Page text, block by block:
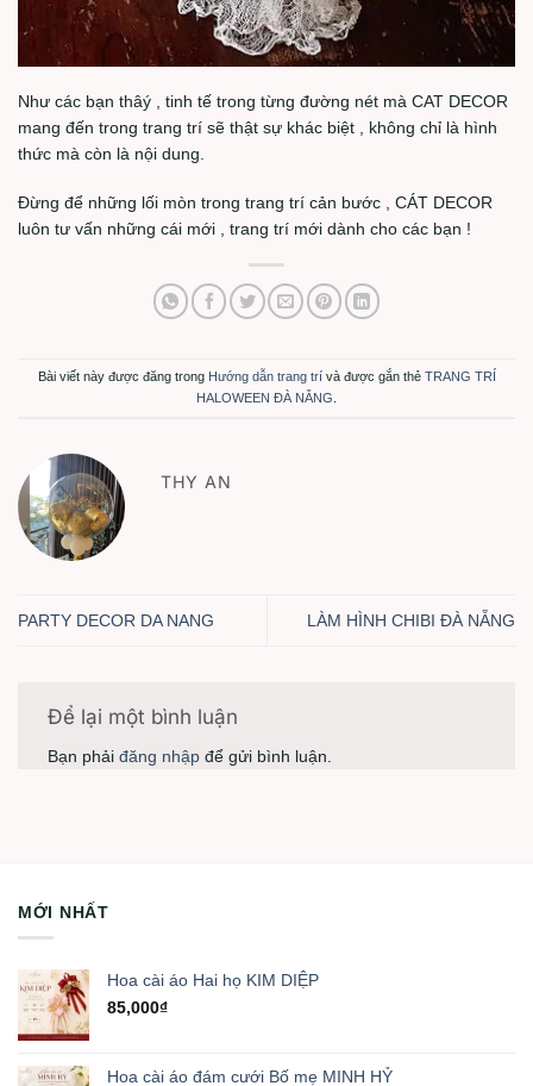
Như các bạn thâý , tinh tế trong từng đường nét mà CAT DECOR
mang đến trong trang trí sẽ thật sự khác biệt , không chỉ là hình
thức mà còn là nội dung.
Đừng để những lối mòn trong trang trí cản bước , CÁT DECOR
luôn tư vấn những cái mới , trang trí mới dành cho các bạn !
Bài viết này được đăng trong Hướng dẫn trang trí và được gắn thẻ TRANG TRÍ
HALOWEEN ĐÀ NẴNG
THY AN
PARTY DECOR DA NANG LÀM HÌNH CHIBI ĐÀ NẴNG
Để lại một bình luận
Bạn phải đăng nhập để gửi bình luận.
MỚI NHẤT
Hoa cài áo Hai họ KIM DIỆP
85,000₫
Hoa cài áo đám cưới Bố mẹ MINH HỶ